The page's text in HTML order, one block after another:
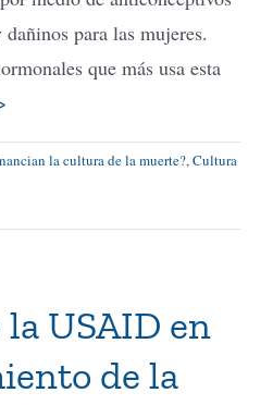
para las mujeres.
que más usa esta
la cultura de la muerte?, Cultura
USAID en
de la